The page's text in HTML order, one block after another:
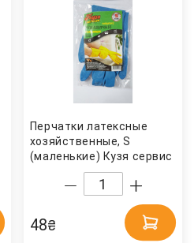
Перчатки латексные
хозяйственные, S
(маленькие) Кузя сервис
48₴